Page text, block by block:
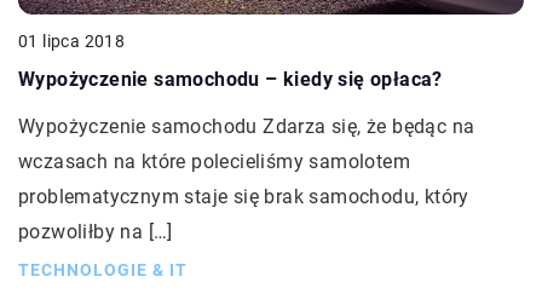
01 lipca 2018
Wypożyczenie samochodu – kiedy się opłaca?
Wypożyczenie samochodu Zdarza się, że będąc na
wczasach na które polecieliśmy samolotem
problematycznym staje się brak samochodu, który
pozwoliłby na […]
TECHNOLOGIE & IT